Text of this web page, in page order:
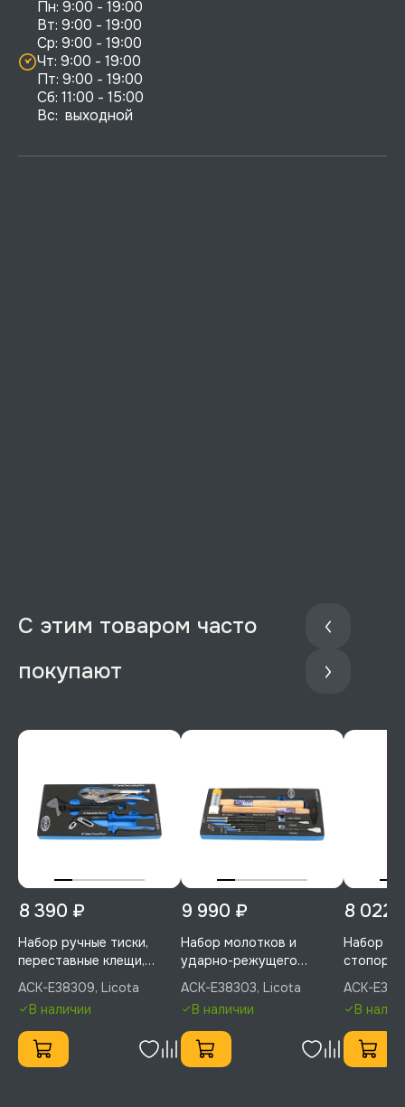
Пн: 9:00 - 19:00
Вт: 9:00 - 19:00
Ср: 9:00 - 19:00
Чт: 9:00 - 19:00
Пт: 9:00 - 19:00
Сб: 11:00 - 15:00
Вс:  выходной
С этим товаром часто
покупают
8 390 ₽
Набор ручные тиски,
переставные клещи,
разводной ключ, в
ложементе EVA, Licota,
ACK-E38309
ACK-E38309, Licota
В наличии
9 990 ₽
Набор молотков и
ударно-режущего
инструмента 10 пр., в
ложементе EVA, Licota,
ACK-E38303
ACK-E38303, Licota
В наличии
8 022
Набор
ACK-
ACK-
В